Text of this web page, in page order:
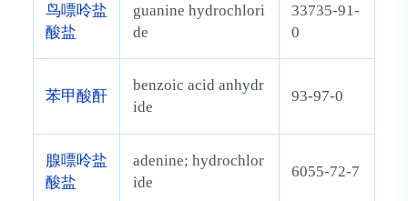
鸟嘌呤盐
酸盐
guanine hydrochlori
de
33735-91-
0
苯甲酸酐
benzoic acid anhydr
ide
93-97-0
腺嘌呤盐
酸盐
adenine; hydrochlor
ide
6055-72-7